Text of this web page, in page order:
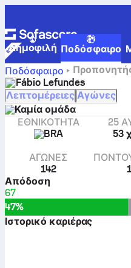
Δημοφιλή Ποδόσφαιρο
Ποδόσφαιρο
στοιχεία και ιστορικό
Fábio Lefundes
Λεπτομέρειες Αγώνες
Καμία ομάδα
ΕΘΝΙΚΌΤΗΤΑ
BRA
25
53
ΑΓΏΝΕΣ
142
Απόδοση
67
47%
Ιστορικό καριέρας